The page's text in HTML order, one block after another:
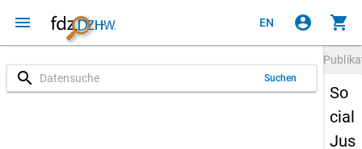
menu EN account_circle shopping_cart
search Suchen
So
cial
Jus